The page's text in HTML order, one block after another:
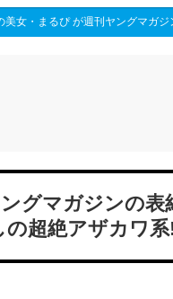
美女・まるぴ が週刊ヤングマガ
グマガジンの表
超絶アザカワ系